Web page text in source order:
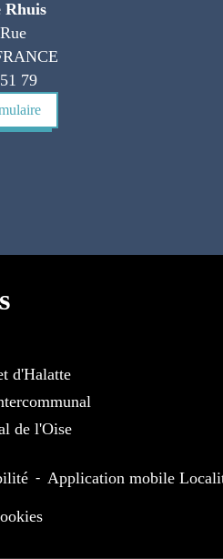
Rhuis
79
d'Halatte
de l'Oise
- Application mobile